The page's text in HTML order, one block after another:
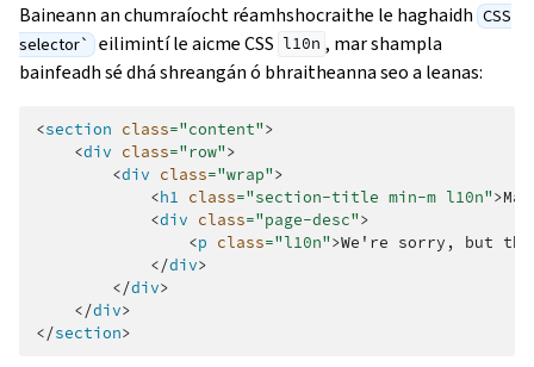
Baineann an chumraíocht réamhshocraithe le haghaidh CSS
selector` eilimintí le aicme CSS l10n , mar shampla
bainfeadh sé dhá shreangán ó bhraitheanna seo a leanas:
<section class="content">
<div class="row">
<div class="wrap">
<h1 class="section-title min-m l10n">
<div class="page-desc">
<p class="l10n">We're sorry, but
</div>
</div>
</div>
</section>